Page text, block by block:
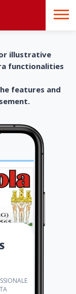
illustrative
functionalities
features and